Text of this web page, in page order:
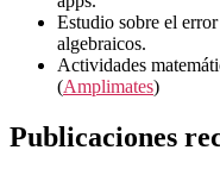
Estudio sobre el
algebraicos.
Actividades
(Amplimates)
Publicaciones